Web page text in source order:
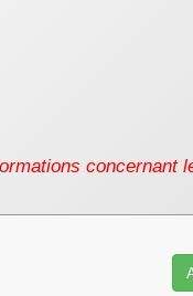
concernant